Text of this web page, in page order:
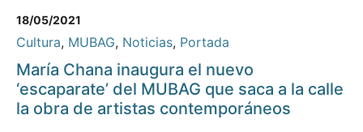
18/05/2021
Cultura, MUBAG, Noticias, Portada
María Chana inaugura el nuevo
‘escaparate’ del MUBAG que saca a la calle
la obra de artistas contemporáneos